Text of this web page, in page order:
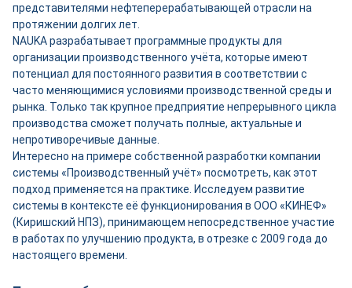
представителями нефтеперерабатывающей отрасли на
протяжении долгих лет.
NAUKA разрабатывает программные продукты для
организации производственного учёта, которые имеют
потенциал для постоянного развития в соответствии с
часто меняющимися условиями производственной среды и
рынка. Только так крупное предприятие непрерывного цикла
производства сможет получать полные, актуальные и
непротиворечивые данные.
Интересно на примере собственной разработки компании
системы «Производственный учёт» посмотреть, как этот
подход применяется на практике. Исследуем развитие
системы в контексте её функционирования в ООО «КИНЕФ»
(Киришский НПЗ), принимающем непосредственное участие
в работах по улучшению продукта, в отрезке с 2009 года до
настоящего времени.